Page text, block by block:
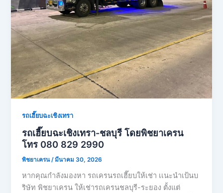
รถเฮี๊ยบฉะเชิงเทรา
รถเฮี๊ยบฉะเชิงเทรา-ชลบุรี โดยพิชยาเครน
โทร 080 829 2990
พิชยาเครน /มีนาคม 30, 2026
หากคุณกำลังมองหา รถเครนรถเฮี๊ยบให้เช่า เเนะนำเป้นบ
ริษัท พิชยาเครน ให้เช่ารถเครนชลบุรี-ระยอง ตั้งแต่